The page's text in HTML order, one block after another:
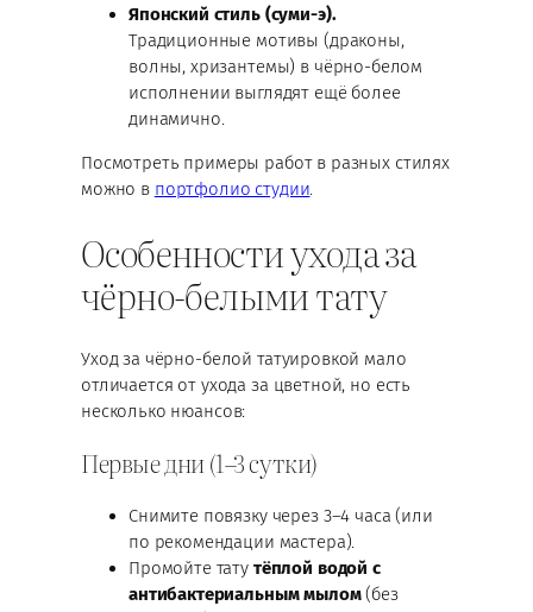
Японский стиль (суми-э).
Традиционные мотивы (драконы,
волны, хризантемы) в чёрно-белом
исполнении выглядят ещё более
динамично.
Посмотреть примеры работ в разных стилях
можно в портфолио студии.
Особенности ухода за
чёрно-белыми тату
Уход за чёрно-белой татуировкой мало
отличается от ухода за цветной, но есть
несколько нюансов:
Первые дни (1–3 сутки)
Снимите повязку через 3–4 часа (или
по рекомендации мастера).
Промойте тату тёплой водой с
антибактериальным мылом(без